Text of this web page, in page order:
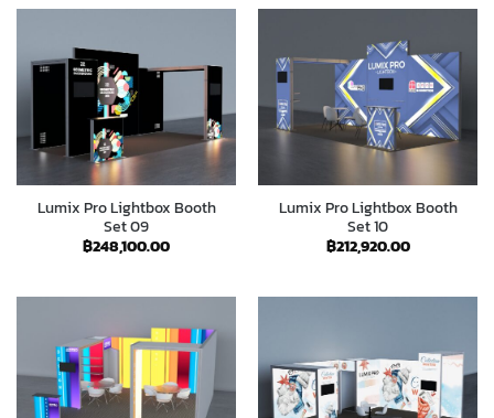
Lumix Pro Lightbox Booth
Set 09
฿248,100.00
Lumix Pro Lightbox Booth
Set 10
฿212,920.00